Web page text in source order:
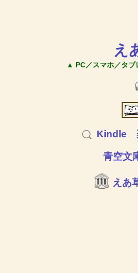
え
▲ PC／スマホ／タブ
Kindle
青空文
えあ